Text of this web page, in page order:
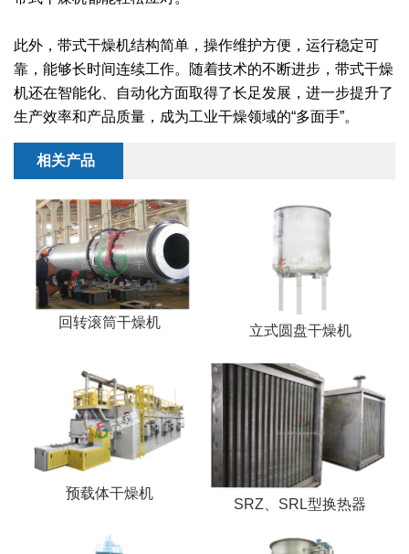
此外，带式干燥机结构简单，操作维护方便，运行稳定可
靠，能够长时间连续工作。随着技术的不断进步，带式干燥
机还在智能化、自动化方面取得了长足发展，进一步提升了
生产效率和产品质量，成为工业干燥领域的“多面手”。
相关产品
回转滚筒干燥机 立式圆盘干燥机
预载体干燥机
SRZ、SRL型换热器